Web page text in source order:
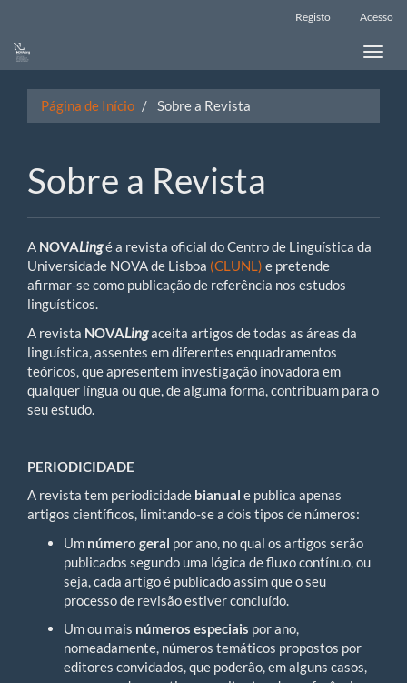
Registo Acesso
Toggle
Página de Início Sobre a Revista
Sobre a Revista
A NOVALingé a revista oficial do Centro de Linguística da
Universidade NOVA de Lisboa (CLUNL) e pretende
afirmar-se como publicação de referência nos estudos
linguísticos.
A revista NOVALingaceita artigos de todas as áreas da
linguística, assentes em diferentes enquadramentos
teóricos, que apresentem investigação inovadora em
qualquer língua ou que, de alguma forma, contribuam para o
seu estudo.
PERIODICIDADE
A revista tem periodicidade bianual e publica apenas
artigos científicos, limitando-se a dois tipos de números:
Um número geral por ano, no qual os artigos serão
publicados segundo uma lógica de fluxo contínuo, ou
seja, cada artigo é publicado assim que o seu
processo de revisão estiver concluído.
Um ou mais números especiais por ano,
nomeadamente, números temáticos propostos por
editores convidados, que poderão, em alguns casos,